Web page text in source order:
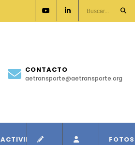
CONTACTO
aetransporte@aetransporte.org
ACTIVIDADES
FOTOS